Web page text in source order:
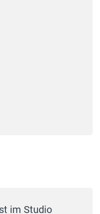
im Studio